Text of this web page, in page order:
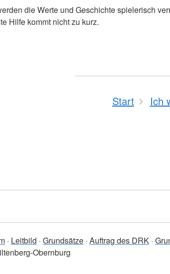
die Werte und Geschichte spielerisch
Hilfe kommt nicht zu kurz.
Start Ich
Leitbild Grundsätze Auftrag des DRK
Obernburg